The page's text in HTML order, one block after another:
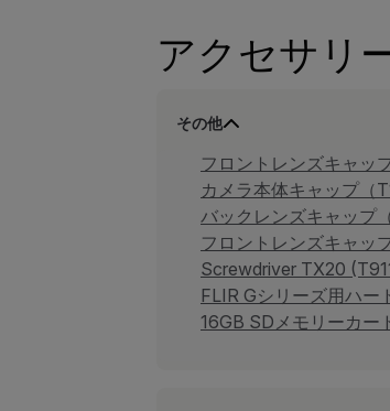
アクセサリ
その他
フロントレンズキャッ
カメラ本体キャップ（
バックレンズキャップ
フロントレンズキャッ
Screwdriver TX20
FLIR Gシリーズ用ハー
16GB SDメモリーカー